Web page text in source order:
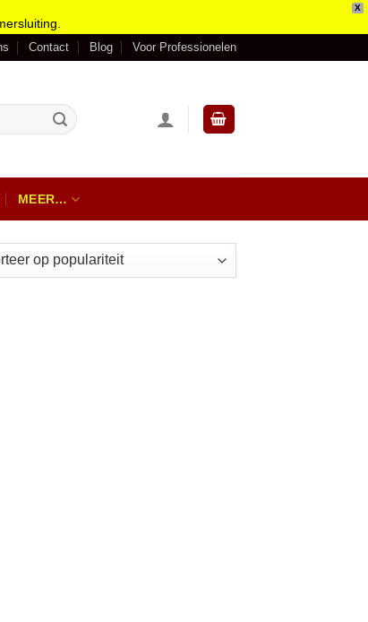
X
Contact Blog Voor Professionelen
MEER…